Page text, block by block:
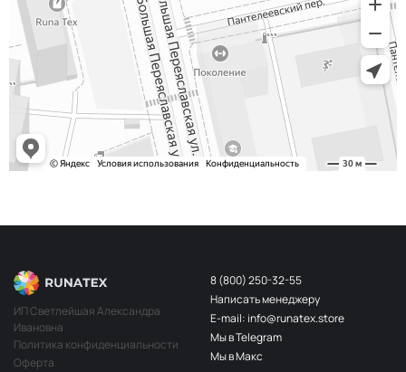
ИП Светлейшая Александра
Ивановна
Политика конфиденциальности
Оферта
8 (800) 250-32-55
Написать менеджеру
E-mail: info@runatex.store
Мы в Telegram
Мы в Макс